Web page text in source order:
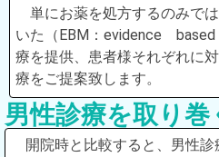
単にお薬を処方するのみで
いた（EBM：evidence
療を提供、患者様それぞれに
療をご提案致します。
男性診療を取り
開院時と比較すると、男性